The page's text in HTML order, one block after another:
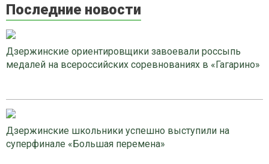
Последние новости
Дзержинские ориентировщики завоевали россыпь
медалей на всероссийских соревнованиях в «Гагарино»
Дзержинские школьники успешно выступили на
суперфинале «Большая перемена»